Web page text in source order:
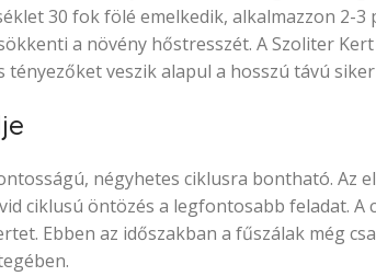
30 fok fölé emelkedik, alkalmazzon 2-3
a növény hőstresszét. A Szoliter
veszik alapul a hosszú távú
négyhetes ciklusra bontható. Az
ciklusú öntözés a legfontosabb feladat. A
Ebben az időszakban a fűszálak még